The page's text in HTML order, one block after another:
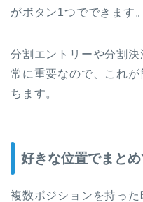
がボタン1つでできます。
分割エントリーや分割
常に重要なので、これ
ちます。
好きな位置でまと
複数ポジションを持っ